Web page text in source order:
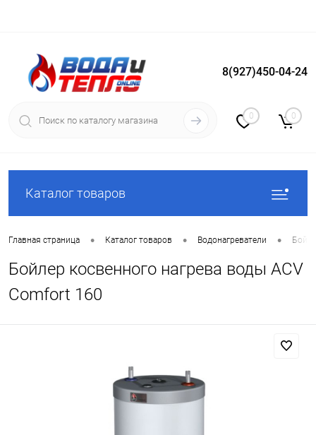
Вход Регистрация
8(927)450-04-24
0 0
Каталог товаров
Главная страница • Каталог товаров • Водонагреватели •
Бойлер косвенного нагрева воды ACV
Comfort 160